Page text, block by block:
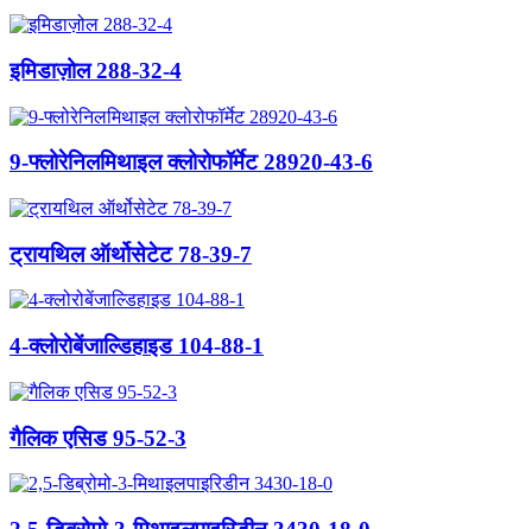
इमिडाज़ोल 288-32-4
9-फ्लोरेनिलमिथाइल क्लोरोफॉर्मेट 28920-43-6
ट्रायथिल ऑर्थोसेटेट 78-39-7
4-क्लोरोबेंजाल्डिहाइड 104-88-1
गैलिक एसिड 95-52-3